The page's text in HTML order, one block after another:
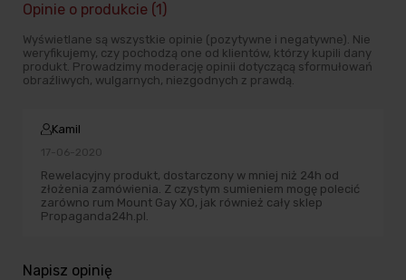
Opinie o produkcie (1)
Wyświetlane są wszystkie opinie (pozytywne i negatywne). Nie
weryfikujemy, czy pochodzą one od klientów, którzy kupili dany
produkt. Prowadzimy moderację opinii dotyczącą sformułowań
obraźliwych, wulgarnych, niezgodnych z prawdą.
Kamil
17-06-2020
Rewelacyjny produkt, dostarczony w mniej niż 24h od
złożenia zamówienia. Z czystym sumieniem mogę polecić
zarówno rum Mount Gay XO, jak również cały sklep
Propaganda24h.pl.
Napisz opinię